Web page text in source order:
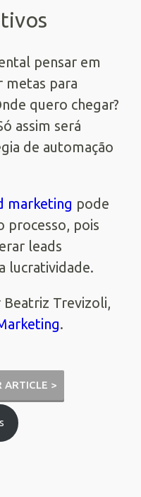
pensar em
metas para
quero chegar?
assim será
de automação
marketing pode
processo, pois
leads
lucratividade.
Trevizoli,
.
ARTICLE >